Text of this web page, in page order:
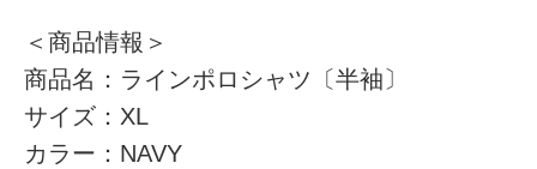
＜商品情報＞
商品名：ラインポロシャツ〔半袖〕
サイズ：XL
カラー：NAVY